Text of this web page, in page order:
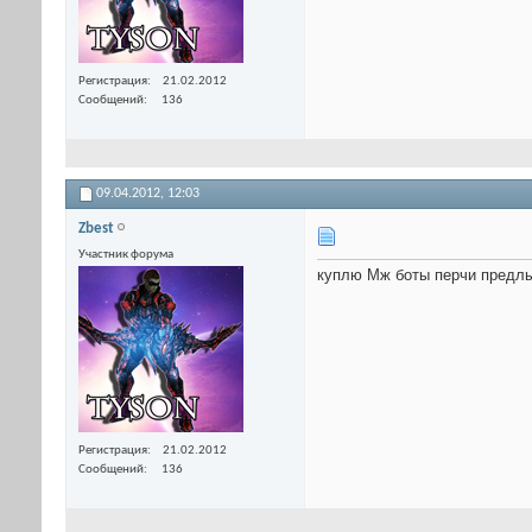
Регистрация
21.02.2012
Сообщений
136
09.04.2012, 12:03
Zbest
Участник форума
Регистрация
21.02.2012
Сообщений
136
куплю Мж боты перчи